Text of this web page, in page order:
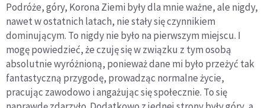
Podróże, góry, Korona Ziemi były dla mnie ważne, ale nigdy,
nawet w ostatnich latach, nie stały się czynnikiem
dominującym. To nigdy nie było na pierwszym miejscu. I
mogę powiedzieć, że czuję się w związku z tym osobą
absolutnie wyróżnioną, ponieważ dane mi było przeżyć tak
fantastyczną przygodę, prowadząc normalne życie,
pracując zawodowo i angażując się społecznie. To się